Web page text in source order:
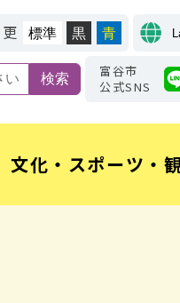
標準 黒 青
富谷市
公式SNS
文化・スポーツ・